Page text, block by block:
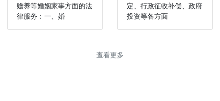
赡养等婚姻家事方面的法
律服务：一、婚
定、行政征收补偿、政府
投资等各方面
查看更多